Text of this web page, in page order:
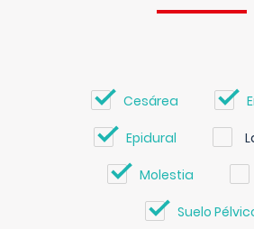
Cesárea
Epidural
Molestia
Suelo